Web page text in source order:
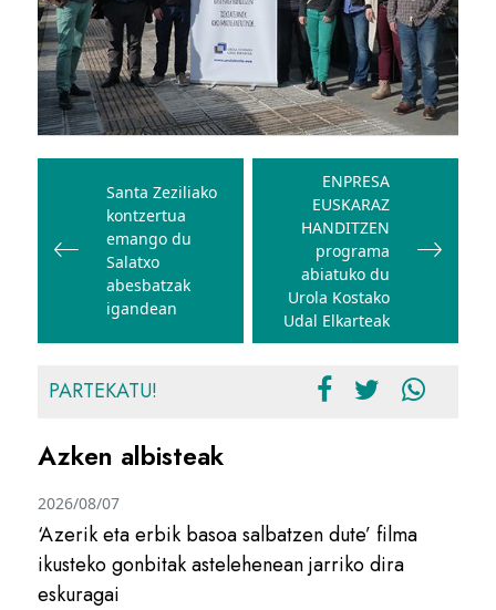
Bidalketetan
zehar
nabigatu
Santa Zeziliako
kontzertua
emango du
Salatxo
abesbatzak
igandean
ENPRESA
EUSKARAZ
HANDITZEN
programa
abiatuko du
Urola Kostako
Udal Elkarteak
PARTEKATU!
Azken albisteak
‘Azerik eta erbik basoa salbatzen dute’ filma
ikusteko gonbitak astelehenean jarriko dira
eskuragai
2026/08/07